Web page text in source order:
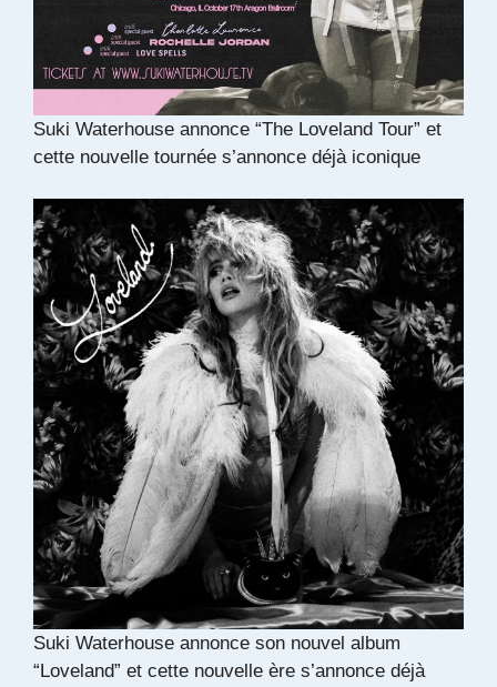
Suki Waterhouse annonce “The Loveland Tour” et
cette nouvelle tournée s’annonce déjà iconique
Suki Waterhouse annonce son nouvel album
“Loveland” et cette nouvelle ère s’annonce déjà